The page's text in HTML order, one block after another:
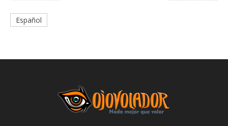
Español